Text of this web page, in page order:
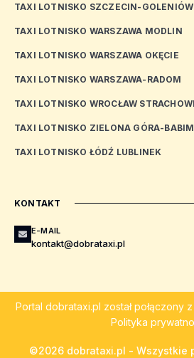
TAXI LOTNISKO SZCZECIN-GOLENIÓW
TAXI LOTNISKO WARSZAWA MODLIN
TAXI LOTNISKO WARSZAWA OKĘCIE
TAXI LOTNISKO WARSZAWA-RADOM
TAXI LOTNISKO WROCŁAW
TAXI LOTNISKO ZIELONA GÓRA-
TAXI LOTNISKO ŁÓDŹ LUBLINEK
KONTAKT
E-MAIL
kontakt@dobrataxi.pl
Portal dobrataxi.pl został połączony
Polityka
©2026 dobrataxi.pl - Wszystkie